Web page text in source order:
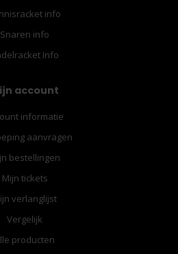
info
Snaren info
Info
account
informatie
aanvragen
bestellingen
Mijn tickets
verlanglijst
Vergelijk
producten